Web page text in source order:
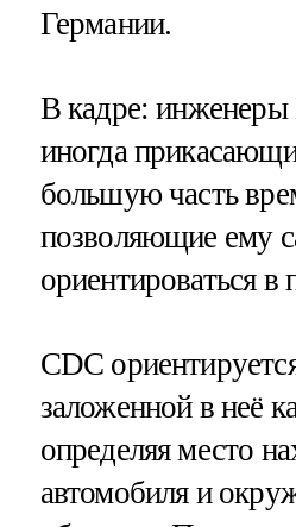
Германии.
В кадре:
иногда
большую часть
позволяющие ему
ориентироваться
CDC
заложенной в неё
определяя место
автомобиля и